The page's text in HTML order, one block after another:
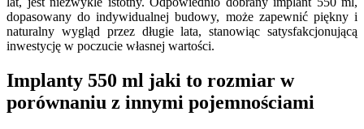
dopasowany do indywidualnej budowy, może zapewnić piękny i
naturalny wygląd przez długie lata, stanowiąc satysfakcjonującą
inwestycję w poczucie własnej wartości.
Implanty 550 ml jaki to rozmiar w
porównaniu z innymi pojemnościami